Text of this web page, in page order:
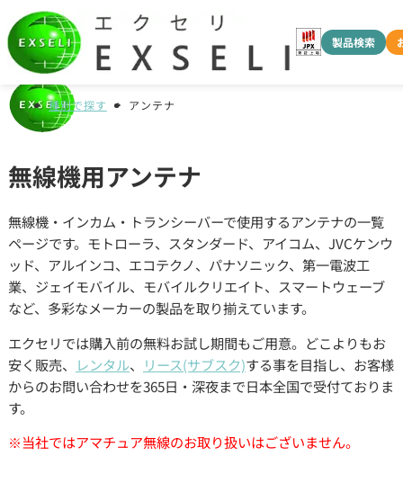
製品検索
種別で探す アンテナ
無線機用アンテナ
無線機・インカム・トランシーバーで使用するアンテナの一覧
ページです。モトローラ、スタンダード、アイコム、JVCケンウ
ッド、アルインコ、エコテクノ、パナソニック、第一電波工
業、ジェイモバイル、モバイルクリエイト、スマートウェーブ
など、多彩なメーカーの製品を取り揃えています。
エクセリでは購入前の無料お試し期間もご用意。どこよりもお
安く販売、
レンタル、 リース(サブスク)する事を目指し、お客様
からのお問い合わせを365日・深夜まで日本全国で受付ておりま
す。
※当社ではアマチュア無線のお取り扱いはございません。